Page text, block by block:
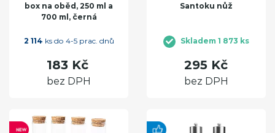
box na oběd, 250 ml a
700 ml, černá
2 114 ks do 4-5 prac. dnů
183 Kč
bez DPH
Santoku nůž
Skladem 1 873 ks
295 Kč
bez DPH